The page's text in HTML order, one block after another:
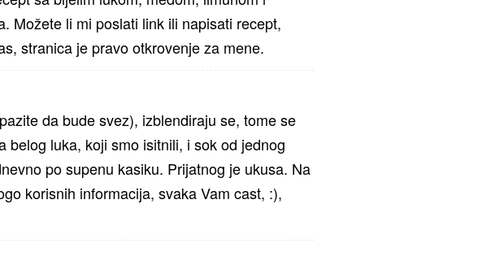
Možete li mi poslati link ili napisati recept,
stranica je pravo otkrovenje za mene.
da bude svez), izblendiraju se, tome se
belog luka, koji smo isitnili, i sok od jednog
po supenu kasiku. Prijatnog je ukusa. Na
korisnih informacija, svaka Vam cast, :),